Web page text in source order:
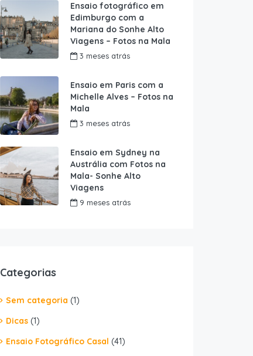
Ensaio fotográfico em
Edimburgo com a
Mariana do Sonhe Alto
Viagens – Fotos na Mala
3 meses atrás
Ensaio em Paris com a
Michelle Alves – Fotos na
Mala
3 meses atrás
Ensaio em Sydney na
Austrália com Fotos na
Mala- Sonhe Alto
Viagens
9 meses atrás
Categorias
Sem categoria (1)
Dicas (1)
Ensaio Fotográfico Casal (41)